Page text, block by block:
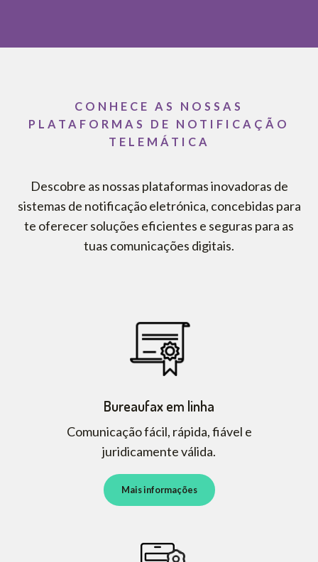
CONHECE AS NOSSAS
PLATAFORMAS DE NOTIFICAÇÃO
TELEMÁTICA
Descobre as nossas plataformas inovadoras de
sistemas de notificação eletrónica, concebidas para
te oferecer soluções eficientes e seguras para as
tuas comunicações digitais.
Bureaufax em linha
Comunicação fácil, rápida, fiável e
juridicamente válida.
Mais informações